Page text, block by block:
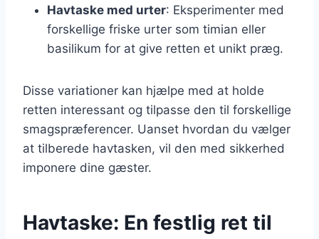
Havtaske med urter: Eksperimenter med
forskellige friske urter som timian eller
basilikum for at give retten et unikt præg.
Disse variationer kan hjælpe med at holde
retten interessant og tilpasse den til forskellige
smagspræferencer. Uanset hvordan du vælger
at tilberede havtasken, vil den med sikkerhed
imponere dine gæster.
Havtaske: En festlig ret til